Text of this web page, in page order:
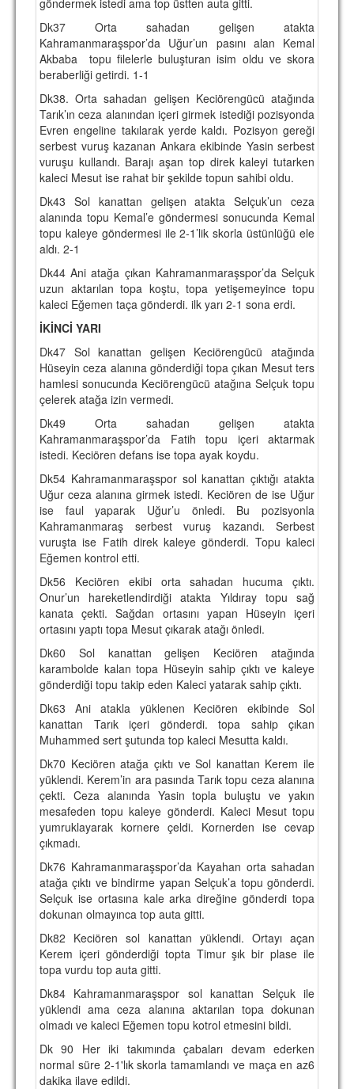
Dk37 Orta sahadan gelişen atakta
Kahramanmaraşspor’da Uğur’un pasını alan Kemal
Akbaba topu filelerle buluşturan isim oldu ve skora
beraberliği getirdi. 1-1
Dk38. Orta sahadan gelişen Keciörengücü atağında
Tarık’ın ceza alanından içeri girmek istediği pozisyonda
Evren engeline takılarak yerde kaldı. Pozisyon gereği
serbest vuruş kazanan Ankara ekibinde Yasin serbest
vuruşu kullandı. Barajı aşan top direk kaleyi tutarken
kaleci Mesut ise rahat bir şekilde topun sahibi oldu.
Dk43 Sol kanattan gelişen atakta Selçuk’un ceza
alanında topu Kemal’e göndermesi sonucunda Kemal
topu kaleye göndermesi ile 2-1’lik skorla üstünlüğü ele
aldı. 2-1
Dk44 Ani atağa çıkan Kahramanmaraşspor’da Selçuk
uzun aktarılan topa koştu, topa yetişemeyince topu
kaleci Eğemen taça gönderdi. ilk yarı 2-1 sona erdi.
İKİNCİ YARI
Dk47 Sol kanattan gelişen Keciörengücü atağında
Hüseyin ceza alanına gönderdiği topa çıkan Mesut ters
hamlesi sonucunda Keciörengücü atağına Selçuk topu
çelerek atağa izin vermedi.
Dk49 Orta sahadan gelişen atakta
Kahramanmaraşspor’da Fatih topu içeri aktarmak
istedi. Keciören defans ise topa ayak koydu.
Dk54 Kahramanmaraşspor sol kanattan çıktığı atakta
Uğur ceza alanına girmek istedi. Keciören de ise Uğur
ise faul yaparak Uğur’u önledi. Bu pozisyonla
Kahramanmaraş serbest vuruş kazandı. Serbest
vuruşta ise Fatih direk kaleye gönderdi. Topu kaleci
Eğemen kontrol etti.
Dk56 Keciören ekibi orta sahadan hucuma çıktı.
Onur’un hareketlendirdiği atakta Yıldıray topu sağ
kanata çekti. Sağdan ortasını yapan Hüseyin içeri
ortasını yaptı topa Mesut çıkarak atağı önledi.
Dk60 Sol kanattan gelişen Keciören atağında
karambolde kalan topa Hüseyin sahip çıktı ve kaleye
gönderdiği topu takip eden Kaleci yatarak sahip çıktı.
Dk63 Ani atakla yüklenen Keciören ekibinde Sol
kanattan Tarık içeri gönderdi. topa sahip çıkan
Muhammed sert şutunda top kaleci Mesutta kaldı.
Dk70 Keciören atağa çıktı ve Sol kanattan Kerem ile
yüklendi. Kerem’in ara pasında Tarık topu ceza alanına
çekti. Ceza alanında Yasin topla buluştu ve yakın
mesafeden topu kaleye gönderdi. Kaleci Mesut topu
yumruklayarak kornere çeldi. Kornerden ise cevap
çıkmadı.
Dk76 Kahramanmaraşspor’da Kayahan orta sahadan
atağa çıktı ve bindirme yapan Selçuk’a topu gönderdi.
Selçuk ise ortasına kale arka direğine gönderdi topa
dokunan olmayınca top auta gitti.
Dk82 Keciören sol kanattan yüklendi. Ortayı açan
Kerem içeri gönderdiği topta Timur şık bir plase ile
topa vurdu top auta gitti.
Dk84 Kahramanmaraşspor sol kanattan Selçuk ile
yüklendi ama ceza alanına aktarılan topa dokunan
olmadı ve kaleci Eğemen topu kotrol etmesini bildi.
Dk 90 Her iki takımında çabaları devam ederken
normal süre 2-1'lık skorla tamamlandı ve maça en az6
dakika ilave edildi.